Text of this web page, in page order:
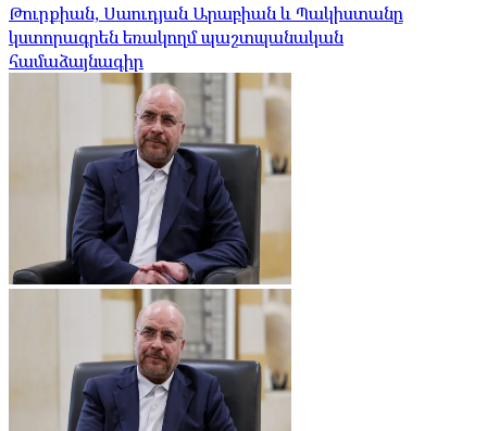
Թուրքիան, Սաուդյան Արաբիան և Պակիստանը
կստորագրեն եռակողմ պաշտպանական
համաձայնագիր